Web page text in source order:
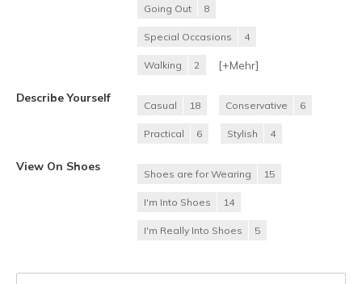
Going Out 8
Special Occasions 4
Walking 2 [+Mehr]
Describe Yourself
Casual 18 Conservative 6
Practical 6 Stylish 4
View On Shoes
Shoes are for Wearing 15
I'm Into Shoes 14
I'm Really Into Shoes 5